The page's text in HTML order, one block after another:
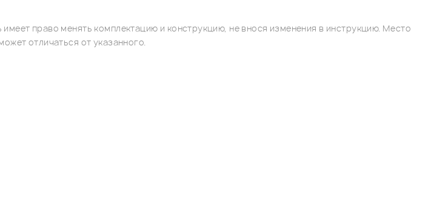
право менять комплектацию и конструкцию, не внося изменения в инструкцию. Место
отличаться от указанного.